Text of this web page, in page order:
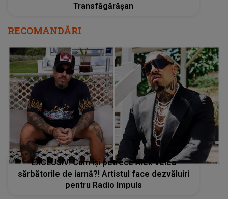
Transfăgărășan
RECOMANDĂRI
EXCLUSIV! Cum își petrece Alex Velea
sărbătorile de iarnă?! Artistul face dezvăluiri
pentru Radio Impuls